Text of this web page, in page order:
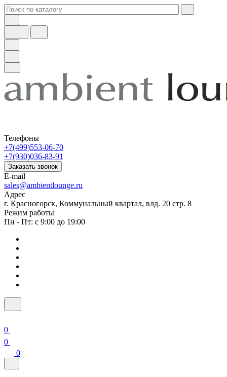
Телефоны
+7(499)553-06-70
+7(930)036-83-91
Заказать звонок
E-mail
sales@ambientlounge.ru
Адрес
г. Красногорск, Коммунальный квартал, влд. 20 стр. 8
Режим работы
Пн - Пт: с 9:00 до 19:00
0
0
0